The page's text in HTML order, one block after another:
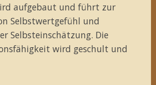
aufgebaut und führt zur
Selbstwertgefühl und
Selbsteinschätzung. Die
wird geschult und